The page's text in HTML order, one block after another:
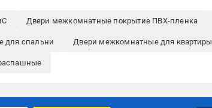
Двери межкомнатные покрытие ПВХ-пленка
для спальни Двери межкомнатные для квартиры